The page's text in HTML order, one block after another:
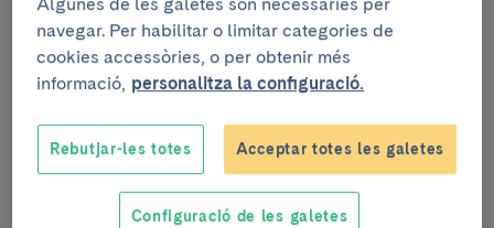
Secretaria d'Estudiants i Docència
de Medicina i Ciències de la Salut
secretariamedicina@ub.edu
93 403 90 16
navegar. Per habilitar o limitar categories de
cookies accessòries, o per obtenir més
informació, personalitza la configuració.
Rebutjar-les totes Acceptar totes les galetes
Configuració de les galetes